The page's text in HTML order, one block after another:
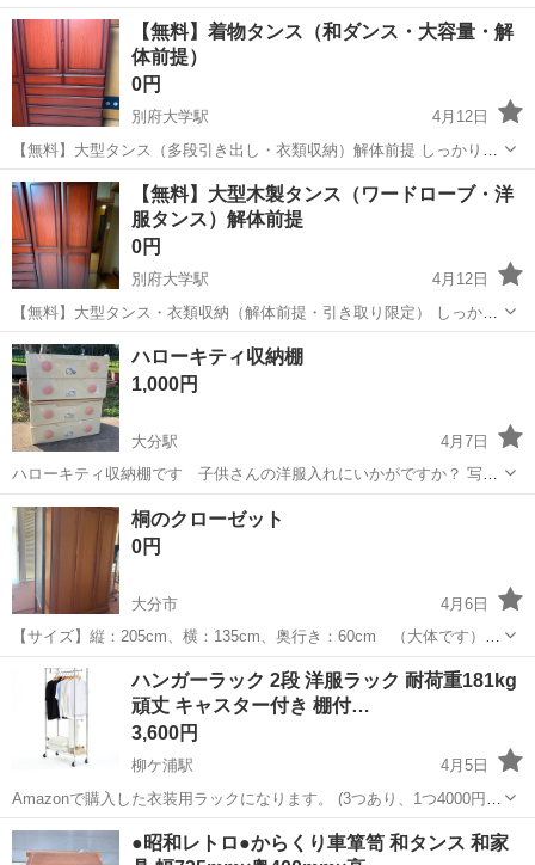
りした作りの木製タンスです。着物の保管に使われていたタンスです
が、ハンガーパイプ付きで洋服の収納にも使えます。上下2段で収納で
きるタイプです。中古品のためキズ...
大分 別府市 別府大学駅 収納家具 タンス
【無料】着物タンス（和ダンス・大容量・解
体前提）
0円
別府大学駅
4月12日
【無料】大型タンス（多段引き出し・衣類収納）解体前提 しっかりし
た作りの木製タンスです。引き出しが多く、衣類を分けて収納できる
タイプです。上部には棚やトレーがあり、小物や衣類の整理にも便利
です。サイズ（約）高さ195cm、横...
大分 別府市 別府大学駅 収納家具
【無料】大型木製タンス（ワードローブ・洋
服タンス）解体前提
0円
別府大学駅
4月12日
【無料】大型タンス・衣類収納（解体前提・引き取り限定） しっかり
した作りの木製タンスです。収納力があり、衣類などたくさん入りま
す。サイズ（約）高さ195cm、横幅85cm、奥行き58cm。中古品のた
めキズや使用感ありますが使...
大分 別府市 別府大学駅 収納家具
ハローキティ収納棚
1,000円
大分駅
4月7日
ハローキティ収納棚です 子供さんの洋服入れにいかがですか？ 写真
のところ傷が入っていますので、お安くお譲りします。古い物です。
ご理解の程よろしくお願いします🙇‍♀️
大分 大分市 大分駅 収納家具
桐のクローゼット
0円
大分市
4月6日
【サイズ】縦：205cm、横：135cm、奥行き：60cm （大体です）
【傷などの状態】とくに目立った傷はありません。 【アピールポイン
ト】状態はいいのでまだまだ使えます！ 分割出来ます。 よろしくおね
がいします。
大分 大分市 収納家具 クローゼット
ハンガーラック 2段 洋服ラック 耐荷重181kg
頑丈 キャスター付き 棚付…
3,600円
柳ケ浦駅
4月5日
Amazonで購入した衣装用ラックになります。 (3つあり、1つ4000円で
す) https://amzn.asia/d/jbMECeX ⬆️ こちらが公式サイトになります。
組み立てていましたが分解しているので、 分解...
大分 宇佐市 柳ケ浦駅 収納家具 ラック
●昭和レトロ●からくり車箪笥 和タンス 和家